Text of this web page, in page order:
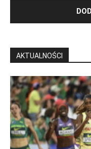
AKTUALNOŚCI